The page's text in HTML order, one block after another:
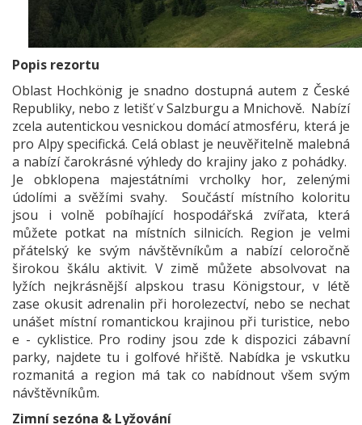
Popis rezortu
Oblast Hochkönig je snadno dostupná autem z České
Republiky, nebo z letišť v Salzburgu a Mnichově. Nabízí
zcela autentickou vesnickou domácí atmosféru, která je
pro Alpy specifická. Celá oblast je neuvěřitelně malebná
a nabízí čarokrásné výhledy do krajiny jako z pohádky.
Je obklopena majestátními vrcholky hor, zelenými
údolími a svěžími svahy. Součástí místního koloritu
jsou i volně pobíhající hospodářská zvířata, která
můžete potkat na místních silnicích. Region je velmi
přátelský ke svým návštěvníkům a nabízí celoročně
širokou škálu aktivit. V zimě můžete absolvovat na
lyžích nejkrásnější alpskou trasu Königstour, v létě
zase okusit adrenalin při horolezectví, nebo se nechat
unášet místní romantickou krajinou při turistice, nebo
e - cyklistice. Pro rodiny jsou zde k dispozici zábavní
parky, najdete tu i golfové hřiště. Nabídka je vskutku
rozmanitá a region má tak co nabídnout všem svým
návštěvníkům.
Zimní sezóna & Lyžování